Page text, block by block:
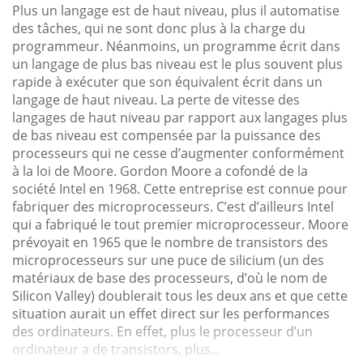
Plus un langage est de haut niveau, plus il automatise
des tâches, qui ne sont donc plus à la charge du
programmeur. Néanmoins, un programme écrit dans
un langage de plus bas niveau est le plus souvent plus
rapide à exécuter que son équivalent écrit dans un
langage de haut niveau. La perte de vitesse des
langages de haut niveau par rapport aux langages plus
de bas niveau est compensée par la puissance des
processeurs qui ne cesse d’augmenter conformément
à la loi de Moore. Gordon Moore a cofondé de la
société Intel en 1968. Cette entreprise est connue pour
fabriquer des microprocesseurs. C’est d’ailleurs Intel
qui a fabriqué le tout premier microprocesseur. Moore
prévoyait en 1965 que le nombre de transistors des
microprocesseurs sur une puce de silicium (un des
matériaux de base des processeurs, d’où le nom de
Silicon Valley) doublerait tous les deux ans et que cette
situation aurait un effet direct sur les performances
des ordinateurs. En effet, plus le processeur d’un
ordinateur a de transistors, plus...